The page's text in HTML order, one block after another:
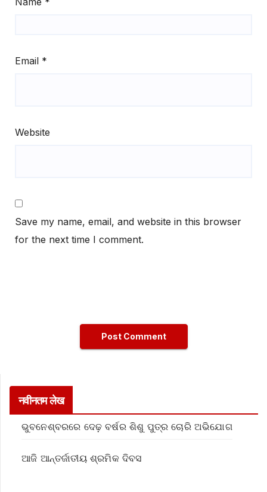
Email *
Website
Save my name, email, and website in this browser
for the next time I comment.
नवीनतम लेख
ଭୁବନେଶ୍ବରରେ ଦେଢ଼ ବର୍ଷର ଶିଶୁ ପୁତ୍ର ଚୋରି ଅଭିଯୋଗ
ଆଜି ଆନ୍ତର୍ଜାତୀୟ ଶ୍ରମିକ ଦିବସ